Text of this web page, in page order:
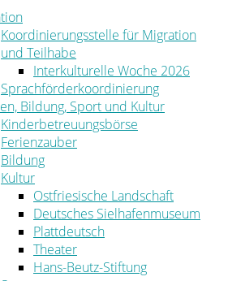
Koordinierungsstelle für Migration
und Teilhabe
Interkulturelle Woche 2026
Sprachförderkoordinierung
Bildung, Sport und Kultur
Kinderbetreuungsbörse
Ferienzauber
Bildung
Kultur
Ostfriesische Landschaft
Deutsches Sielhafenmuseum
Plattdeutsch
Theater
Hans-Beutz-Stiftung